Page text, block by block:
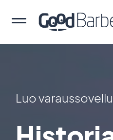
Luo